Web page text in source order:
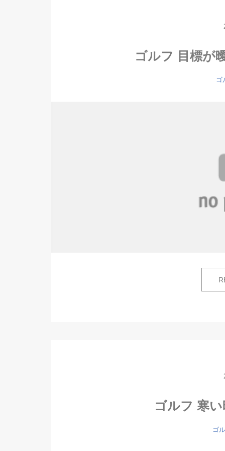
ゴルフ 目標が
ゴ
ゴルフ 寒
ゴ